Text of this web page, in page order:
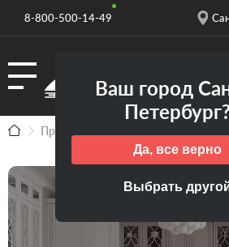
8-800-500-14-49
Ваш город
Петербург?
Да, все верно
Выбрать
Продукция